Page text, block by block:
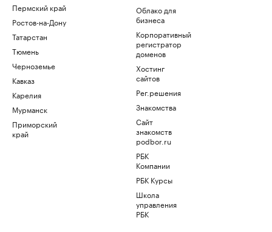
Пермский край
Ростов-на-Дону
Татарстан
Тюмень
Черноземье
Кавказ
Карелия
Мурманск
Приморский
край
Облако для
бизнеса
Корпоративный
регистратор
доменов
Хостинг
сайтов
Рег.решения
Знакомства
Сайт
знакомств
podbor.ru
РБК
Компании
РБК Курсы
Школа
управления
РБК